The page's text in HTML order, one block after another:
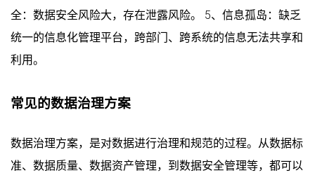
全：数据安全风险大，存在泄露风险。 5、信息孤岛：缺乏
统一的信息化管理平台，跨部门、跨系统的信息无法共享和
利用。
常见的数据治理方案
数据治理方案，是对数据进行治理和规范的过程。从数据标
准、数据质量、数据资产管理，到数据安全管理等，都可以